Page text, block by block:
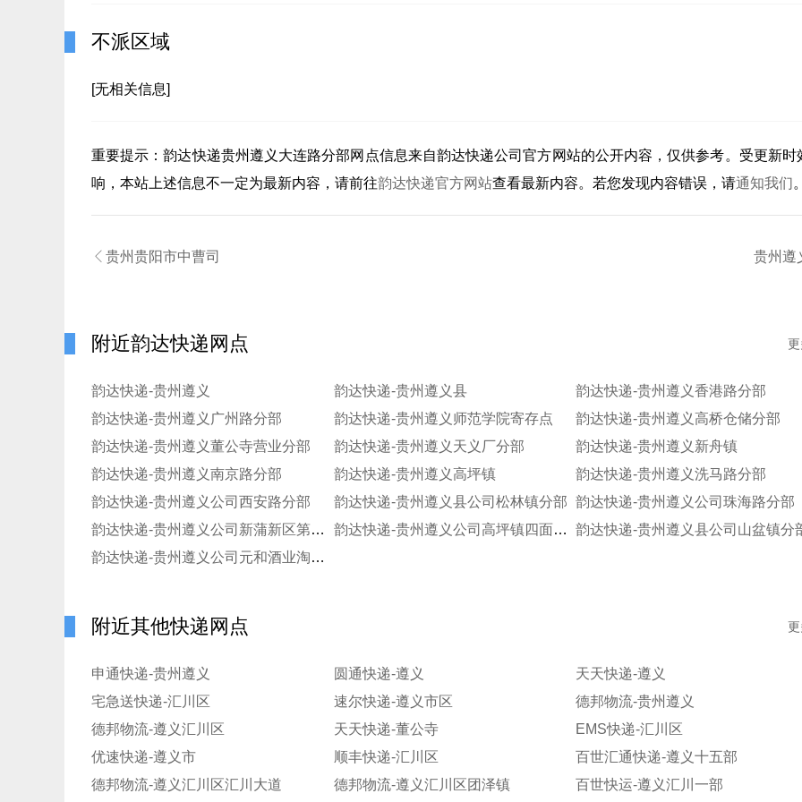
不派区域
[无相关信息]
重要提示：韵达快递贵州遵义大连路分部网点信息来自韵达快递公司官方网站的公开内容，仅供参考。受更新时
响，本站上述信息不一定为最新内容，请前往韵达快递官方网站查看最新内容。若您发现内容错误，请通知我们。
 贵州贵阳市中曹司 贵州遵
附近韵达快递网点
韵达快递-贵州遵义 韵达快递-贵州遵义县
韵达快递-贵州遵义香港路分部
韵达快递-贵州遵义广州路分部
韵达快递-贵州遵义师范学院寄存点
韵达快递-贵州遵义高桥仓储分部
韵达快递-贵州遵义董公寺营业分部
韵达快递-贵州遵义天义厂分部
韵达快递-贵州遵义新舟镇
韵达快递-贵州遵义南京路分部
韵达快递-贵州遵义高坪镇
韵达快递-贵州遵义洗马路分部
韵达快递-贵州遵义公司西安路分部
韵达快递-贵州遵义县公司松林镇分部 韵达快递-贵州遵义公司珠海路分部
韵达快递-贵州遵义公司新蒲新区第五分部
韵达快递-贵州遵义公司高坪镇四面山分部
韵达快递-贵州遵义县公司山盆镇分
韵达快递-贵州遵义公司元和酒业淘宝分部
附近其他快递网点
申通快递-贵州遵义 圆通快递-遵义
天天快递-遵义
宅急送快递-汇川区
速尔快递-遵义市区
德邦物流-贵州遵义
德邦物流-遵义汇川区
天天快递-董公寺
EMS快递-汇川区
优速快递-遵义市
顺丰快递-汇川区
百世汇通快递-遵义十五部
德邦物流-遵义汇川区汇川大道
德邦物流-遵义汇川区团泽镇 百世快运-遵义汇川一部